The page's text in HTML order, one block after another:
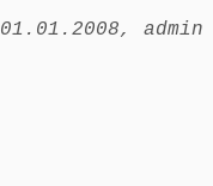
01.01.2008 admin